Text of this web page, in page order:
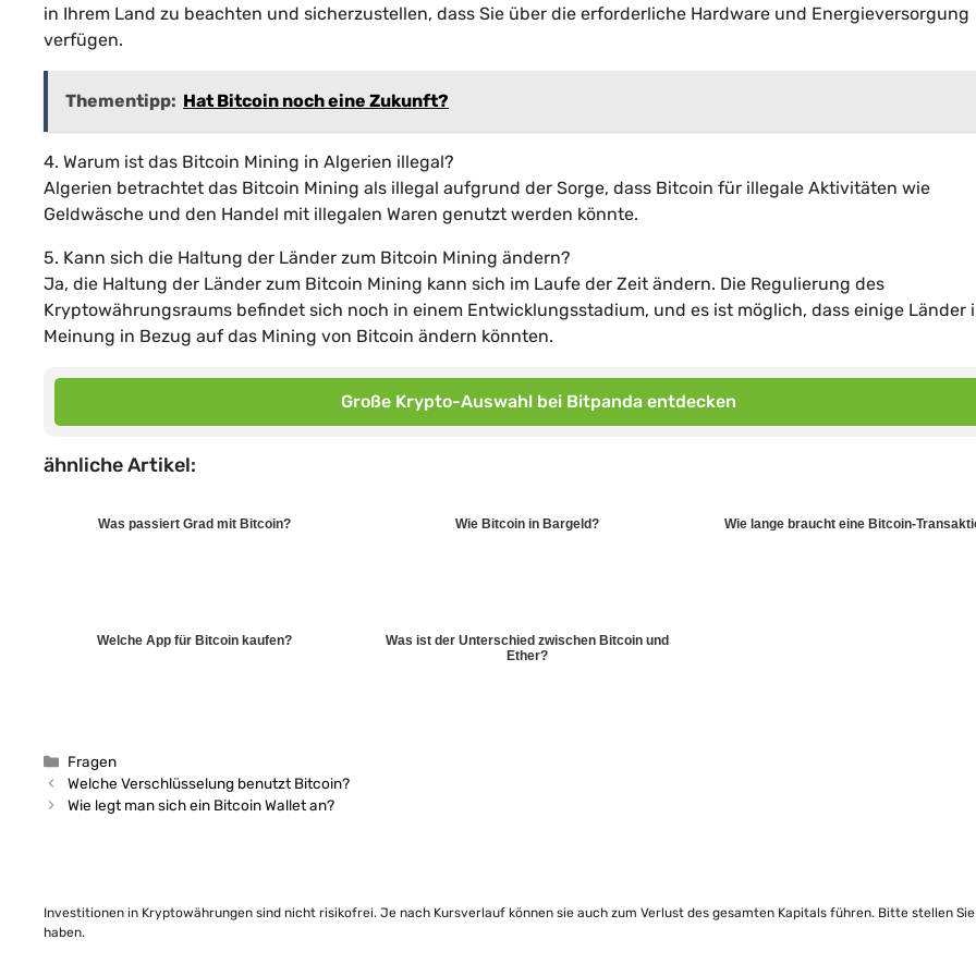
in Ihrem Land zu beachten und sicherzustellen, dass Sie über die erforderliche Hardware und Energieversorgung
verfügen.
Thementipp: Hat Bitcoin noch eine Zukunft?
4. Warum ist das Bitcoin Mining in Algerien illegal?
Algerien betrachtet das Bitcoin Mining als illegal aufgrund der Sorge, dass Bitcoin für illegale Aktivitäten wie
Geldwäsche und den Handel mit illegalen Waren genutzt werden könnte.
5. Kann sich die Haltung der Länder zum Bitcoin Mining ändern?
Ja, die Haltung der Länder zum Bitcoin Mining kann sich im Laufe der Zeit ändern. Die Regulierung des
Kryptowährungsraums befindet sich noch in einem Entwicklungsstadium, und es ist möglich, dass einige Länder
Meinung in Bezug auf das Mining von Bitcoin ändern könnten.
Große Krypto-Auswahl bei Bitpanda entdecken
ähnliche Artikel:
Was passiert Grad mit Bitcoin? Wie Bitcoin in Bargeld? Wie lange braucht eine Bitcoin-
Welche App für Bitcoin kaufen?
Was ist der Unterschied zwischen Bitcoin und
Ether?
Kategorien
Fragen
Welche Verschlüsselung benutzt Bitcoin?
Wie legt man sich ein Bitcoin Wallet an?
Investitionen in Kryptowährungen sind nicht risikofrei. Je nach Kursverlauf können sie auch zum Verlust des gesamten Kapitals führen. Bitte stellen
haben.